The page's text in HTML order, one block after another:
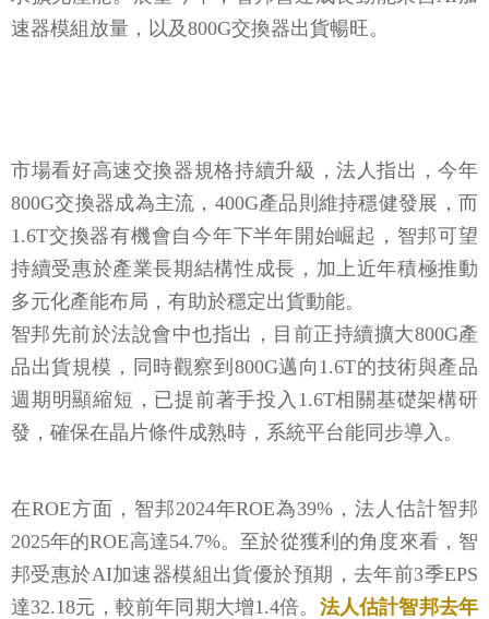
速器模組放量，以及800G交換器出貨暢旺。
市場看好高速交換器規格持續升級，法人指出，今年
800G交換器成為主流，400G產品則維持穩健發展，而
1.6T交換器有機會自今年下半年開始崛起，智邦可望
持續受惠於產業長期結構性成長，加上近年積極推動
多元化產能布局，有助於穩定出貨動能。
智邦先前於法說會中也指出，目前正持續擴大800G產
品出貨規模，同時觀察到800G邁向1.6T的技術與產品
週期明顯縮短，已提前著手投入1.6T相關基礎架構研
發，確保在晶片條件成熟時，系統平台能同步導入。
在ROE方面，智邦2024年ROE為39%，法人估計智邦
2025年的ROE高達54.7%。至於從獲利的角度來看，智
邦受惠於AI加速器模組出貨優於預期，去年前3季EPS
達32.18元，較前年同期大增1.4倍。 法人估計智邦去年